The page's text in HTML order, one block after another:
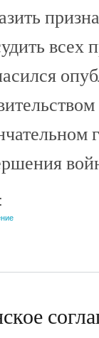
всех